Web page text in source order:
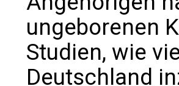
ungeborenen
Studien, wie
Deutschland